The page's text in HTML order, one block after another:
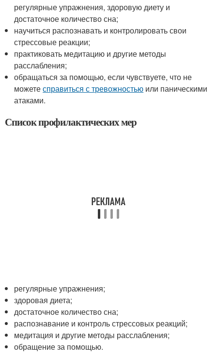
регулярные упражнения, здоровую диету и
достаточное количество сна;
научиться распознавать и контролировать свои
стрессовые реакции;
практиковать медитацию и другие методы
расслабления;
обращаться за помощью, если чувствуете, что не
можетесправиться с тревожностью или паническими
атаками.
Список профилактических мер
регулярные упражнения;
здоровая диета;
достаточное количество сна;
распознавание и контроль стрессовых реакций;
медитация и другие методы расслабления;
обращение за помощью.